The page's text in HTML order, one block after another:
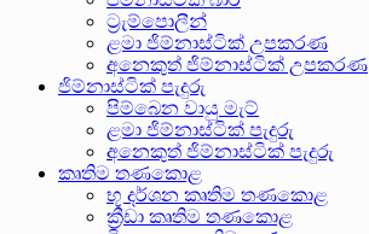
ට්‍රැම්පොලීන්
ළමා ජිම්නාස්ටික් උපකරණ
අනෙකුත් ජිම්නාස්ටික් උපකරණ
ජිම්නාස්ටික් පැදුරු
පිම්බෙන වායු මැට්
ළමා ජිම්නාස්ටික් පැදුරු
අනෙකුත් ජිම්නාස්ටික් පැදුරු
කෘතිම තණකොළ
භූ දර්ශන කෘතිම තණකොළ
ක්‍රීඩා කෘතිම තණකොළ